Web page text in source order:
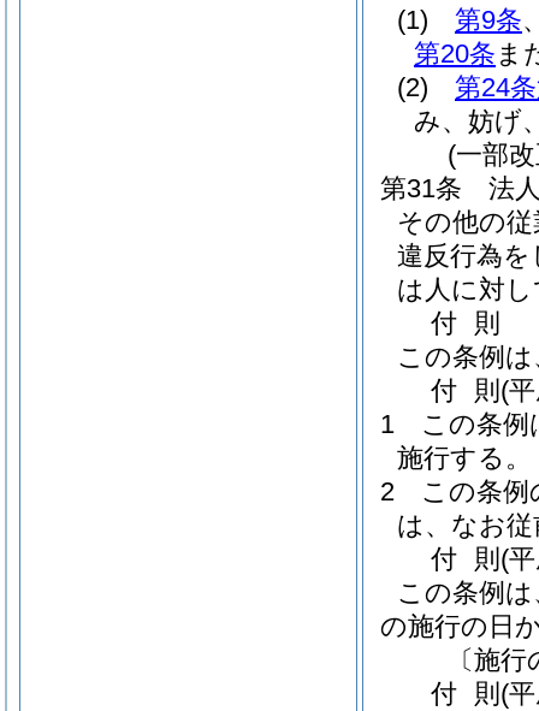
(1)
第9条
第20条 ま
(2)
第24
み、妨げ
(一部
第31条
法
その他の
違反行為
は人に対
付 則
この条例
付 則 (
1
この条例
施行する。
2
この条
は、なお
付 則 (
この条例
の施行の日
〔施
付 則 (